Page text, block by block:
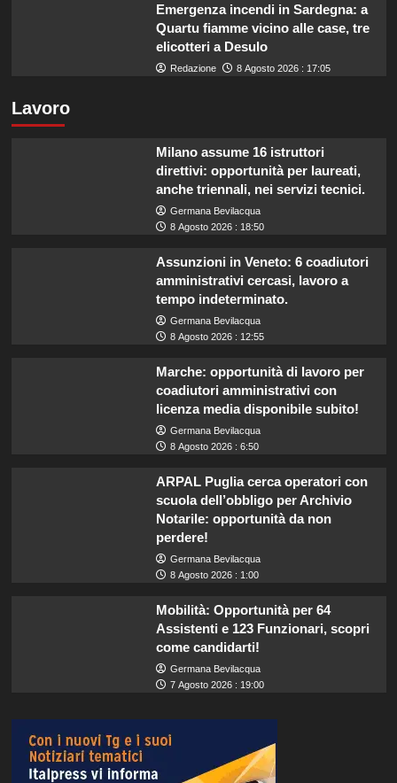
Emergenza incendi in Sardegna: a
Quartu fiamme vicino alle case, tre
elicotteri a Desulo
Redazione 8 Agosto 2026 : 17:05
Lavoro
Milano assume 16 istruttori
direttivi: opportunità per laureati,
anche triennali, nei servizi tecnici.
Germana Bevilacqua
8 Agosto 2026 : 18:50
Assunzioni in Veneto: 6 coadiutori
amministrativi cercasi, lavoro a
tempo indeterminato.
Germana Bevilacqua
8 Agosto 2026 : 12:55
Marche: opportunità di lavoro per
coadiutori amministrativi con
licenza media disponibile subito!
Germana Bevilacqua
8 Agosto 2026 : 6:50
ARPAL Puglia cerca operatori con
scuola dell’obbligo per Archivio
Notarile: opportunità da non
perdere!
Germana Bevilacqua
8 Agosto 2026 : 1:00
Mobilità: Opportunità per 64
Assistenti e 123 Funzionari, scopri
come candidarti!
Germana Bevilacqua
7 Agosto 2026 : 19:00